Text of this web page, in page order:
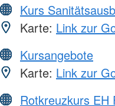
Kurs
Karte: Link zur
Kursangebote
Karte: Link zur
Rotkreuzkurs EH